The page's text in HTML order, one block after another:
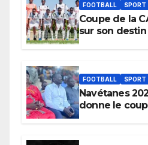
FOOTBALL SPORT
Coupe de la
sur son destin
FOOTBALL SPORT
Navétanes
donne le